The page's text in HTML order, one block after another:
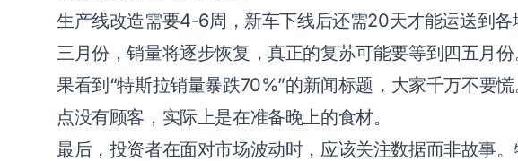
生产线改造需要4-6周，新车下线后还需20天才能运送到各
三月份，销量将逐步恢复，真正的复苏可能要等到四五月
果看到“特斯拉销量暴跌70%”的新闻标题，大家千万不要
点没有顾客，实际上是在准备晚上的食材。
最后，投资者在面对市场波动时，应该关注数据而非故事